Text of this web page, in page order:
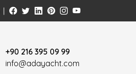
+90 216 395 09 99
info@adayacht.com